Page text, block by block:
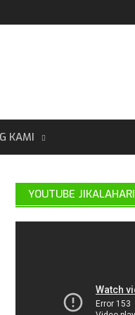
KAMI
YOUTUBE JIKALAHARI